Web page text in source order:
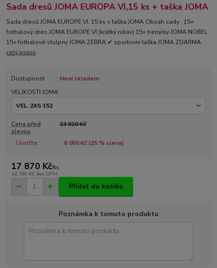
Sada dresů JOMA EUROPA VI,15 ks + taška JOMA
Sada dresů JOMA EUROPE VI, 15 ks + taška JOMA Obsah sady : 15×
fotbalový dres JOMA EUROPE VI (krátký rukáv) 15× trenýrky JOMA NOBEL
15× fotbalové stulpny JOMA ZEBRA ✔ sportovní taška JOMA ZDARMA
celý popis
Dostupnost
Není skladem
VELIKOSTI JOMA
Cena před
slevou
23 920 Kč
Ušetříte 6 050 Kč (25% sleva)
17 870 Kč/ks
14 769 Kč bez DPH
Přidat do košíku
Poznámka k tomuto produktu